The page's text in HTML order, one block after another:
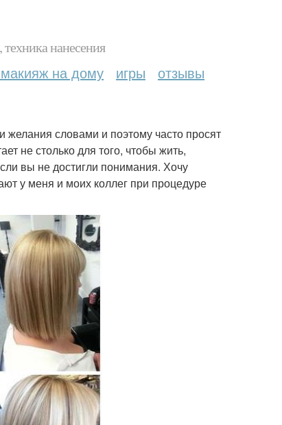
нанесения
на дому игры отзывы
желания словами и поэтому часто просят
не столько для того, чтобы жить,
вы не достигли понимания. Хочу
у меня и моих коллег при процедуре